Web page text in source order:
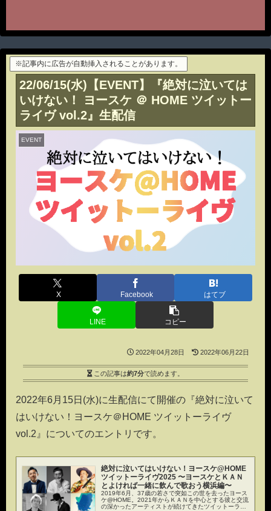
※記事内に広告が自動挿入されることがあります。
22/06/15(水)【EVENT】『絶対に泣いては
いけない！ ヨースケ ＠ HOME ツイットー
ライヴ vol.2』生配信
EVENT
X Facebook はてブ
LINE コピー
2022年04月28日 2022年06月22日
この記事は約7分で読めます。
2022年6月15日(水)に生配信にて開催の『絶対に泣いて
はいけない！ヨースケ＠HOME ツイットーライヴ
vol.2』についてのエントリです。
絶対に泣いてはいけない！ヨースケ@HOME
ツイットーライヴ2025 〜ヨースケとＫＡＮ
とよければ一緒に飲んで歌おう横浜編〜
2019年6月、37歳の若さで突如この世を去ったヨース
ケ@HOME。2021年からＫＡＮを中心とする彼と交流
の深かったアーティストが続けてきたツイットーライ